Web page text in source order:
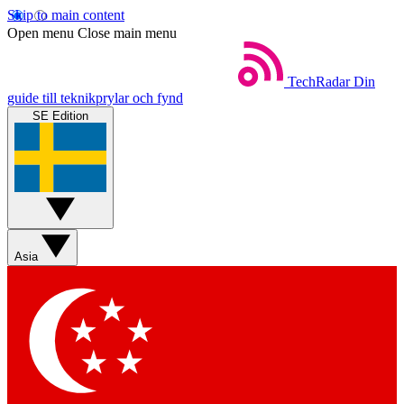
Skip to main content
Open menu Close main menu
TechRadar Din
guide till teknikprylar och fynd
SE Edition
Asia